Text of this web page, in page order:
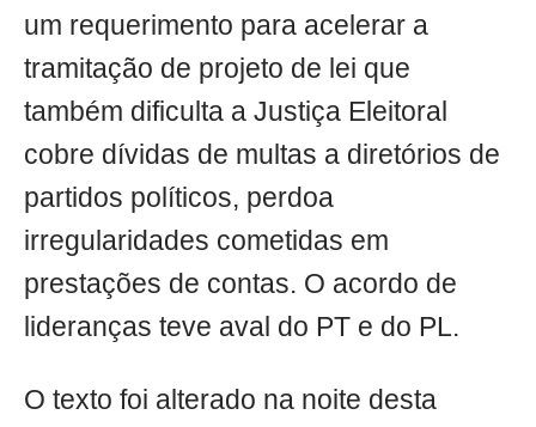
um requerimento para acelerar a
tramitação de projeto de lei que
também dificulta a Justiça Eleitoral
cobre dívidas de multas a diretórios de
partidos políticos, perdoa
irregularidades cometidas em
prestações de contas. O acordo de
lideranças teve aval do PT e do PL.
O texto foi alterado na noite desta